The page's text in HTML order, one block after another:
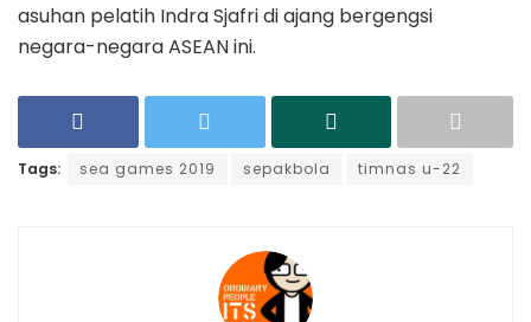
asuhan pelatih Indra Sjafri di ajang bergengsi
negara-negara ASEAN ini.
Tags: sea games 2019 sepakbola timnas u-22